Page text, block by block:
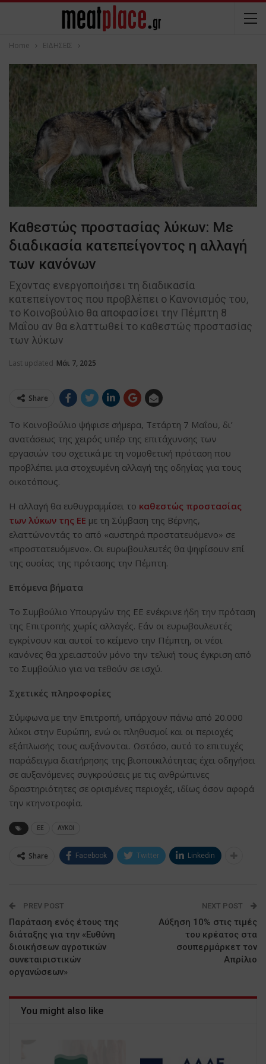
Home ΕΙΔΗΣΕΙΣ
Καθεστώς προστασίας λύκων: Με
διαδικασία κατεπείγοντος η αλλαγή
των κανόνων
Έχοντας ενεργοποιήσει τη διαδικασία
κατεπείγοντος που προβλέπει ο Κανονισμός του,
το Κοινοβούλιο θα αποφασίσει την Πέμπτη 8
Μαΐου αν θα ελαττωθεί το καθεστώς προστασίας
των λύκων
Last updated Μάι 7, 2025
Share
Το Κοινοβούλιο ψήφισε σήμερα, Τετάρτη 7 Μαΐου, δι’
ανατάσεως της χειρός υπέρ της επιτάχυνσης των
εργασιών του σχετικά με τη νομοθετική πρόταση που
προβλέπει μια στοχευμένη αλλαγή της οδηγίας για τους
οικοτόπους.
Η αλλαγή θα ευθυγραμμίσει το καθεστώς προστασίας
των λύκων της ΕΕ με τη Σύμβαση της Βέρνης,
ελαττώνοντάς το από «αυστηρά προστατευόμενο» σε
«προστατευόμενο». Οι ευρωβουλευτές θα ψηφίσουν επί
της ουσίας της πρότασης την Πέμπτη.
Επόμενα βήματα
Το Συμβούλιο Υπουργών της ΕΕ ενέκρινε ήδη την πρόταση
της Επιτροπής χωρίς αλλαγές. Εάν οι ευρωβουλευτές
εγκρίνουν και αυτοί το κείμενο την Πέμπτη, οι νέοι
κανόνες θα χρειαστούν μόνο την τελική τους έγκριση από
το Συμβούλιο για να τεθούν σε ισχύ.
Σχετικές πληροφορίες
Σύμφωνα με την Επιτροπή, υπάρχουν πάνω από 20.000
λύκοι στην Ευρώπη, ενώ οι πληθυσμοί και οι περιοχές
εξάπλωσής τους αυξάνονται. Ωστόσο, αυτό το επιτυχές
παράδειγμα διατήρησης της βιοποικιλότητας έχει οδηγήσει
σε αυξανόμενες συγκρούσεις με τις ανθρώπινες
δραστηριότητες σε ορισμένες περιοχές, ιδίως όσον αφορά
την κτηνοτροφία.
ΕΕ ΛΥΚΟΙ
Share Facebook Twitter Linkedin
PREV POST
Παράταση ενός έτους της
διάταξης για την «Ευθύνη
διοικήσεων αγροτικών
συνεταιριστικών
οργανώσεων»
NEXT POST
Αύξηση 10% στις τιμές
του κρέατος στα
σουπερμάρκετ τον
Απρίλιο
You might also like